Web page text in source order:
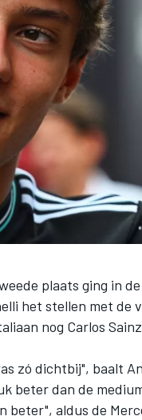
plaats ging in
het stellen met de
nog Carlos Sainz
zó dichtbij", baalt
beter dan de
beter", aldus de